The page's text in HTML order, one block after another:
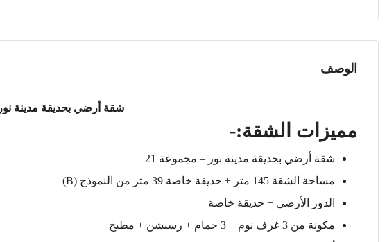
الوصف
شقة أرضي بحديقة مدينة نور
مميزات الشقة:-
شقة أرضي بحديقة مدينة نور – مجموعة 21
مساحة الشقة 145 متر + حديقة خاصة 39 متر من النموذج (B)
الدور الأرضي + حديقة خاصة
مكونة من 3 غرف نوم + 3 حمام + رسبشن + مطبخ